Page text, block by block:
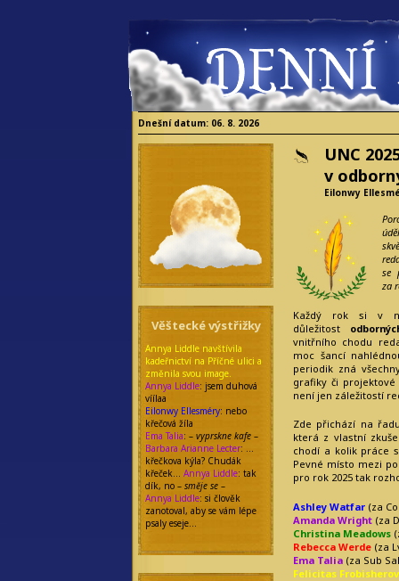
Dnešní datum: 06. 8. 2026
Věštecké výstřižky
Annya Liddle navštívila
kadeřnictví na Příčné ulici a
změnila svou image.
Annya Liddle: jsem duhová
víílaa
Eilonwy Ellesméry: nebo
křečová žíla
Ema Talia: – vyprskne kafe –
Barbara Arianne Lecter: …
křečkova kýla? Chudák
křeček… Annya Liddle: tak
dík, no – směje se –
Annya Liddle: si člověk
zanotoval, aby se vám lépe
psaly eseje…
UNC
v
Eilonwy
se
za
Každý rok si v
důležitost
vnitřního chodu
moc šancí
periodik zná
grafiky či projektové
není jen záležitostí
Zde přichází na
která z vlastní
chodí a kolik práce
Pevné místo mezi
pro rok 2025 tak
Ashley Watfar (za
Amanda Wright (za
Christina Meadows
Rebecca Werde (za
Ema Talia (za Sub
Felicitas